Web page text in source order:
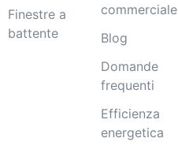
Finestre a
battente
commerciale
Blog
Domande
frequenti
Efficienza
energetica